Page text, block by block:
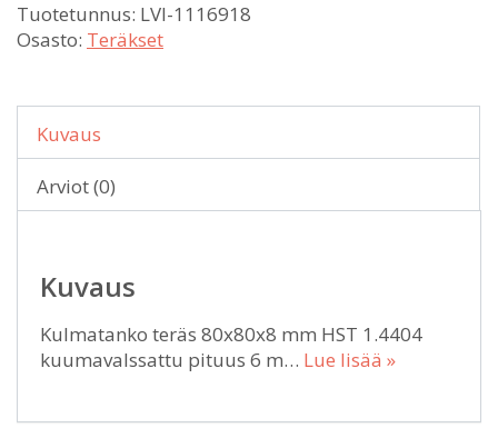
Tuotetunnus: LVI-1116918
Osasto: Teräkset
Kuvaus
Arviot (0)
Kuvaus
Kulmatanko teräs 80x80x8 mm HST 1.4404
kuumavalssattu pituus 6 m… Lue lisää »